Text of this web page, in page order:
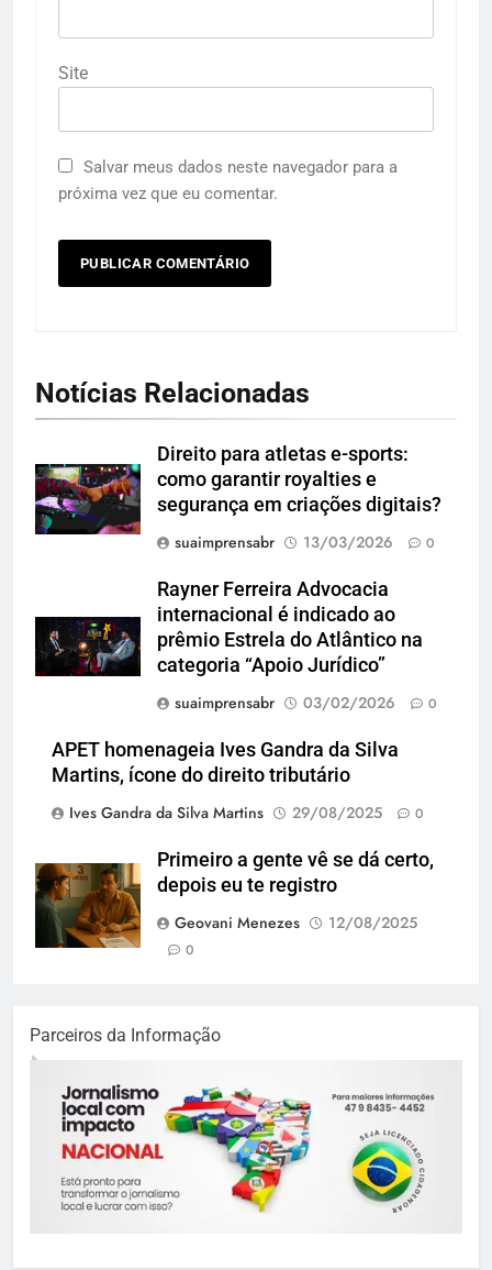
Site
Salvar meus dados neste navegador para a
próxima vez que eu comentar.
Notícias Relacionadas
Direito para atletas e-sports:
como garantir royalties e
segurança em criações digitais?
suaimprensabr
13/03/2026 0
Rayner Ferreira Advocacia
internacional é indicado ao
prêmio Estrela do Atlântico na
categoria “Apoio Jurídico”
suaimprensabr
03/02/2026 0
APET homenageia Ives Gandra da Silva
Martins, ícone do direito tributário
Ives Gandra da Silva Martins
29/08/2025 0
Primeiro a gente vê se dá certo,
depois eu te registro
Geovani Menezes
12/08/2025
0
Parceiros da Informação